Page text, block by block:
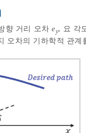
향 거리 오차ey, 요 각
오차의 기하학적 관계